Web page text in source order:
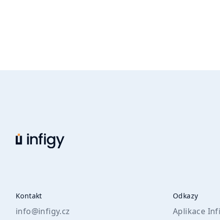
Kontakt
info@infigy.cz
Odkazy
Aplikace